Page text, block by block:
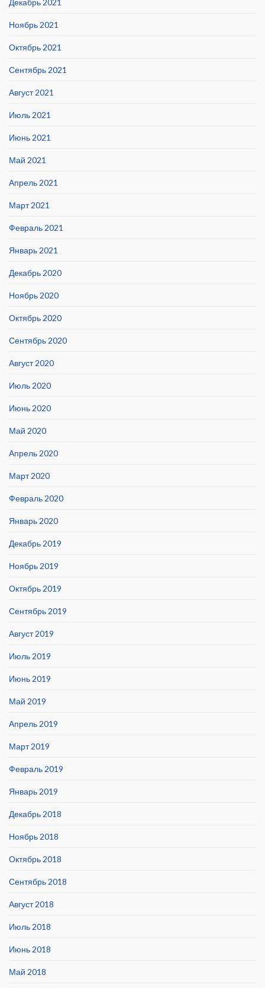
Ноябрь 2021
Октябрь 2021
Сентябрь 2021
Август 2021
Июль 2021
Июнь 2021
Май 2021
Апрель 2021
Март 2021
Февраль 2021
Январь 2021
Декабрь 2020
Ноябрь 2020
Октябрь 2020
Сентябрь 2020
Август 2020
Июль 2020
Июнь 2020
Май 2020
Апрель 2020
Март 2020
Февраль 2020
Январь 2020
Декабрь 2019
Ноябрь 2019
Октябрь 2019
Сентябрь 2019
Август 2019
Июль 2019
Июнь 2019
Май 2019
Апрель 2019
Март 2019
Февраль 2019
Январь 2019
Декабрь 2018
Ноябрь 2018
Октябрь 2018
Сентябрь 2018
Август 2018
Июль 2018
Июнь 2018
Май 2018